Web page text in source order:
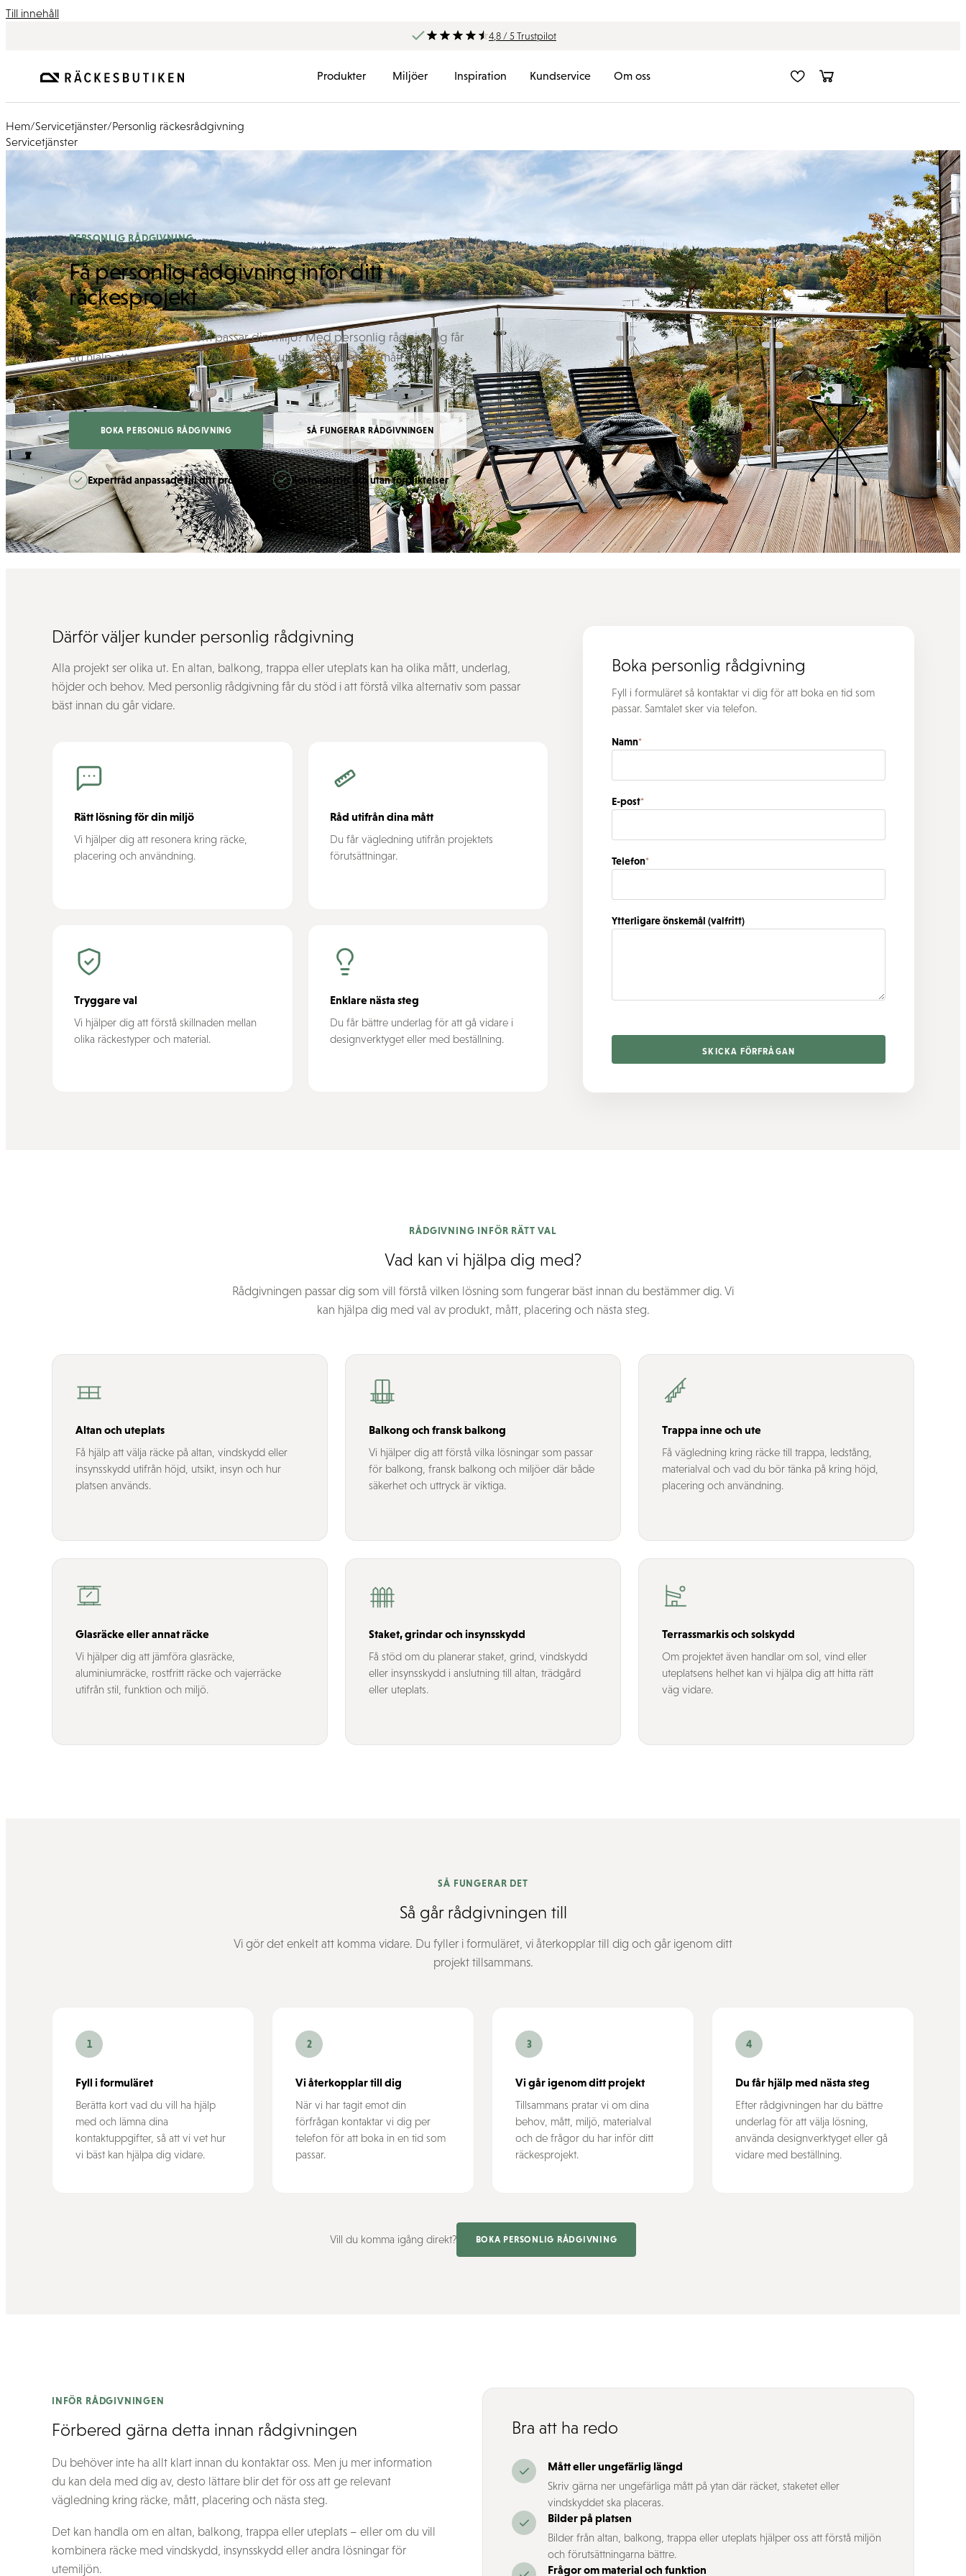
Till innehåll
4,8 / 5 Trustpilot
Produkter Miljöer Inspiration Kundservice Om oss
Hem/Servicetjänster/Personlig räckesrådgivning
Servicetjänster
PERSONLIG RÅDGIVNING
Få personlig rådgivning inför ditt
räckesprojekt
Osäker på vilket räcke som passar din miljö? Med personlig rådgivning får
du hjälp att gå från idé till rätt lösning – utifrån dina behov, mått och
förutsättningar.
BOKA PERSONLIG RÅDGIVNING SÅ FUNGERAR RÅDGIVNINGEN
Expertråd anpassade till ditt projekt Kostnadsfritt och utan förpliktelser
Därför väljer kunder personlig rådgivning
Alla projekt ser olika ut. En altan, balkong, trappa eller uteplats kan ha olika mått, underlag,
höjder och behov. Med personlig rådgivning får du stöd i att förstå vilka alternativ som passar
bäst innan du går vidare.
Rätt lösning för din miljö
Vi hjälper dig att resonera kring räcke,
placering och användning.
Råd utifrån dina mått
Du får vägledning utifrån projektets
förutsättningar.
Tryggare val
Vi hjälper dig att förstå skillnaden mellan
olika räckestyper och material.
Enklare nästa steg
Du får bättre underlag för att gå vidare i
designverktyget eller med beställning.
Boka personlig rådgivning
Fyll i formuläret så kontaktar vi dig för att boka en tid som
passar. Samtalet sker via telefon.
Namn*
E-post*
Telefon*
Ytterligare önskemål (valfritt)
RÅDGIVNING INFÖR RÄTT VAL
Vad kan vi hjälpa dig med?
Rådgivningen passar dig som vill förstå vilken lösning som fungerar bäst innan du bestämmer dig. Vi
kan hjälpa dig med val av produkt, mått, placering och nästa steg.
Altan och uteplats
Få hjälp att välja räcke på altan, vindskydd eller
insynsskydd utifrån höjd, utsikt, insyn och hur
platsen används.
Balkong och fransk balkong
Vi hjälper dig att förstå vilka lösningar som passar
för balkong, fransk balkong och miljöer där både
säkerhet och uttryck är viktiga.
Trappa inne och ute
Få vägledning kring räcke till trappa, ledstång,
materialval och vad du bör tänka på kring höjd,
placering och användning.
Glasräcke eller annat räcke
Vi hjälper dig att jämföra glasräcke,
aluminiumräcke, rostfritt räcke och vajerräcke
utifrån stil, funktion och miljö.
Staket, grindar och insynsskydd
Få stöd om du planerar staket, grind, vindskydd
eller insynsskydd i anslutning till altan, trädgård
eller uteplats.
Terrassmarkis och solskydd
Om projektet även handlar om sol, vind eller
uteplatsens helhet kan vi hjälpa dig att hitta rätt
väg vidare.
SÅ FUNGERAR DET
Så går rådgivningen till
Vi gör det enkelt att komma vidare. Du fyller i formuläret, vi återkopplar till dig och går igenom ditt
projekt tillsammans.
1
Fyll i formuläret
Berätta kort vad du vill ha hjälp
med och lämna dina
kontaktuppgifter, så att vi vet hur
vi bäst kan hjälpa dig vidare.
2
Vi återkopplar till dig
När vi har tagit emot din
förfrågan kontaktar vi dig per
telefon för att boka in en tid som
passar.
3
Vi går igenom ditt projekt
Tillsammans pratar vi om dina
behov, mått, miljö, materialval
och de frågor du har inför ditt
räckesprojekt.
4
Du får hjälp med nästa steg
Efter rådgivningen har du bättre
underlag för att välja lösning,
använda designverktyget eller gå
vidare med beställning.
Vill du komma igång direkt? BOKA PERSONLIG RÅDGIVNING
INFÖR RÅDGIVNINGEN
Förbered gärna detta innan rådgivningen
Du behöver inte ha allt klart innan du kontaktar oss. Men ju mer information
du kan dela med dig av, desto lättare blir det för oss att ge relevant
vägledning kring räcke, mått, placering och nästa steg.
Det kan handla om en altan, balkong, trappa eller uteplats – eller om du vill
kombinera räcke med vindskydd, insynsskydd eller andra lösningar för
utemiljön.
Bra att ha redo
Mått eller ungefärlig längd
Skriv gärna ner ungefärliga mått på ytan där räcket, staketet eller
vindskyddet ska placeras.
Bilder på platsen
Bilder från altan, balkong, trappa eller uteplats hjälper oss att förstå miljön
och förutsättningarna bättre.
Frågor om material och funktion